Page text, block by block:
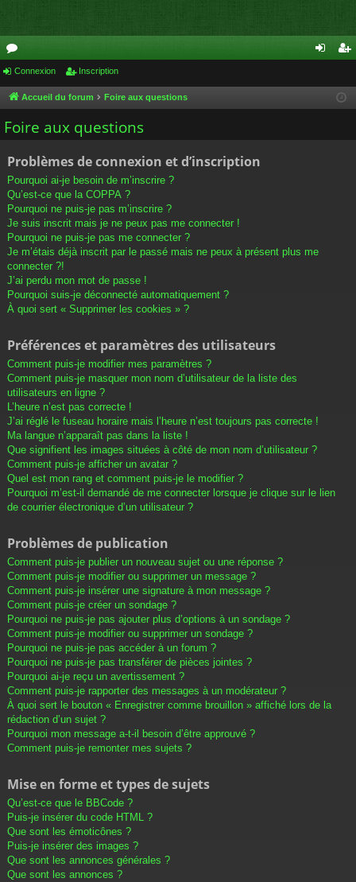
or
u
m
cri
Connexion Inscription
Accueil du forum Foire aux questions
Foire aux questions
Problèmes de connexion et d’inscription
Pourquoi ai-je besoin de m’inscrire ?
Qu’est-ce que la COPPA ?
Pourquoi ne puis-je pas m’inscrire ?
Je suis inscrit mais je ne peux pas me connecter !
Pourquoi ne puis-je pas me connecter ?
Je m’étais déjà inscrit par le passé mais ne peux à présent plus me
connecter ?!
J’ai perdu mon mot de passe !
Pourquoi suis-je déconnecté automatiquement ?
À quoi sert « Supprimer les cookies » ?
Préférences et paramètres des utilisateurs
Comment puis-je modifier mes paramètres ?
Comment puis-je masquer mon nom d’utilisateur de la liste des
utilisateurs en ligne ?
L’heure n’est pas correcte !
J’ai réglé le fuseau horaire mais l’heure n’est toujours pas correcte !
Ma langue n’apparaît pas dans la liste !
Que signifient les images situées à côté de mon nom d’utilisateur ?
Comment puis-je afficher un avatar ?
Quel est mon rang et comment puis-je le modifier ?
Pourquoi m’est-il demandé de me connecter lorsque je clique sur le lien
de courrier électronique d’un utilisateur ?
Problèmes de publication
Comment puis-je publier un nouveau sujet ou une réponse ?
Comment puis-je modifier ou supprimer un message ?
Comment puis-je insérer une signature à mon message ?
Comment puis-je créer un sondage ?
Pourquoi ne puis-je pas ajouter plus d’options à un sondage ?
Comment puis-je modifier ou supprimer un sondage ?
Pourquoi ne puis-je pas accéder à un forum ?
Pourquoi ne puis-je pas transférer de pièces jointes ?
Pourquoi ai-je reçu un avertissement ?
Comment puis-je rapporter des messages à un modérateur ?
À quoi sert le bouton « Enregistrer comme brouillon » affiché lors de la
rédaction d’un sujet ?
Pourquoi mon message a-t-il besoin d’être approuvé ?
Comment puis-je remonter mes sujets ?
Mise en forme et types de sujets
Qu’est-ce que le BBCode ?
Puis-je insérer du code HTML ?
Que sont les émoticônes ?
Puis-je insérer des images ?
Que sont les annonces générales ?
Que sont les annonces ?